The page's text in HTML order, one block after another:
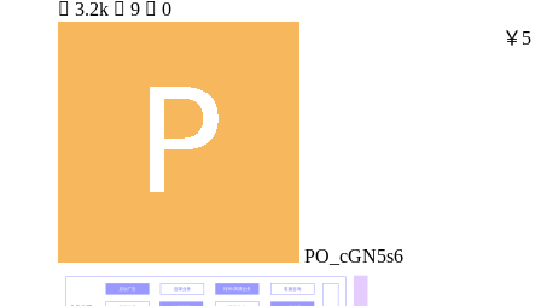
 3.2k  9  0
PO_cGN5s6
￥5